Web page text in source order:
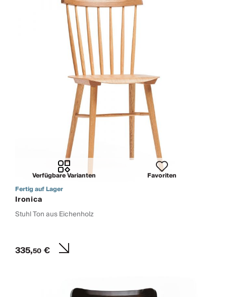
Verfügbare Varianten
Favoriten
Fertig auf Lager
Ironica
Stuhl Ton aus Eichenholz
335,50€